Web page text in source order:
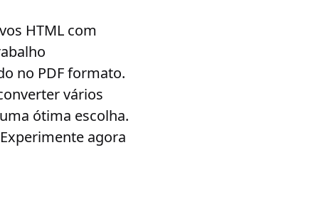
HTML com
no PDF formato.
vários
ótima escolha.
agora